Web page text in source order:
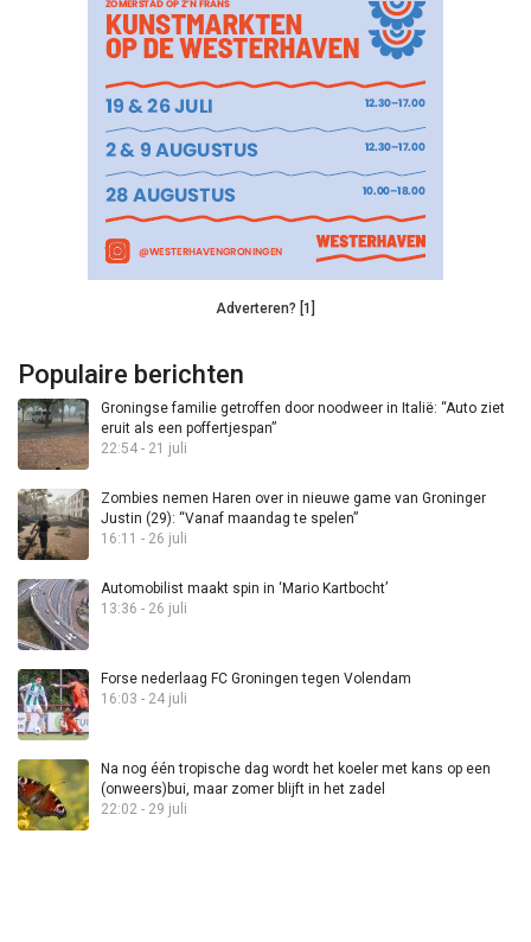
Adverteren? [1]
Populaire berichten
Groningse familie getroffen door noodweer in Italië: “Auto ziet
eruit als een poffertjespan”
22:54 - 21 juli
Zombies nemen Haren over in nieuwe game van Groninger
Justin (29): “Vanaf maandag te spelen”
16:11 - 26 juli
Automobilist maakt spin in ‘Mario Kartbocht’
13:36 - 26 juli
Forse nederlaag FC Groningen tegen Volendam
16:03 - 24 juli
Na nog één tropische dag wordt het koeler met kans op een
(onweers)bui, maar zomer blijft in het zadel
22:02 - 29 juli